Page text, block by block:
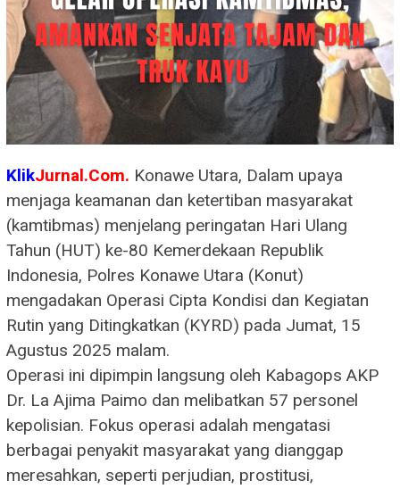
KlikJurnal.Com. ​Konawe Utara, Dalam upaya
menjaga keamanan dan ketertiban masyarakat
(kamtibmas) menjelang peringatan Hari Ulang
Tahun (HUT) ke-80 Kemerdekaan Republik
Indonesia, Polres Konawe Utara (Konut)
mengadakan Operasi Cipta Kondisi dan Kegiatan
Rutin yang Ditingkatkan (KYRD) pada Jumat, 15
Agustus 2025 malam.
​Operasi ini dipimpin langsung oleh Kabagops AKP
Dr. La Ajima Paimo dan melibatkan 57 personel
kepolisian. Fokus operasi adalah mengatasi
berbagai penyakit masyarakat yang dianggap
meresahkan, seperti perjudian, prostitusi,